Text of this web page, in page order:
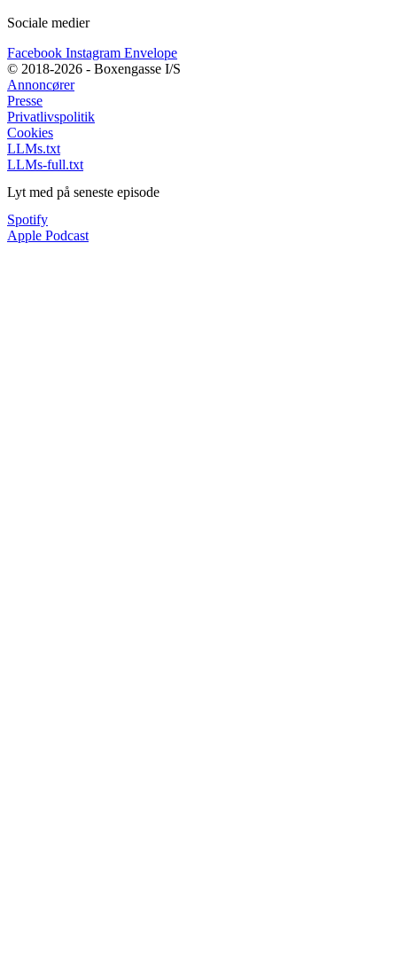
Sociale medier
Facebook Instagram Envelope
© 2018-2026 - Boxengasse I/S
Annoncører
Presse
Privatlivspolitik
Cookies
LLMs.txt
LLMs-full.txt
Lyt med på seneste episode
Spotify
Apple Podcast